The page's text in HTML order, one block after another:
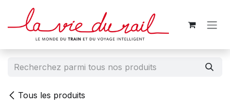
Se rendre au contenu
Tous les produits